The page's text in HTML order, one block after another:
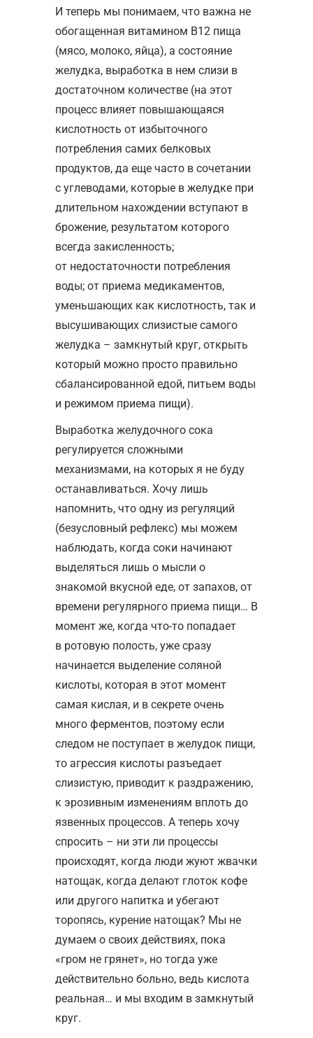
И теперь мы понимаем, что важна не
обогащенная витамином В12 пища
(мясо, молоко, яйца), а состояние
желудка, выработка в нем слизи в
достаточном количестве (на этот
процесс влияет повышающаяся
кислотность от избыточного
потребления самих белковых
продуктов, да еще часто в сочетании
с углеводами, которые в желудке при
длительном нахождении вступают в
брожение, результатом которого
всегда закисленность;
от недостаточности потребления
воды; от приема медикаментов,
уменьшающих как кислотность, так и
высушивающих слизистые самого
желудка – замкнутый круг, открыть
который можно просто правильно
сбалансированной едой, питьем воды
и режимом приема пищи).
Выработка желудочного сока
регулируется сложными
механизмами, на которых я не буду
останавливаться. Хочу лишь
напомнить, что одну из регуляций
(безусловный рефлекс) мы можем
наблюдать, когда соки начинают
выделяться лишь о мысли о
знакомой вкусной еде, от запахов, от
времени регулярного приема пищи… В
момент же, когда что-то попадает
в ротовую полость, уже сразу
начинается выделение соляной
кислоты, которая в этот момент
самая кислая, и в секрете очень
много ферментов, поэтому если
следом не поступает в желудок пищи,
то агрессия кислоты разъедает
слизистую, приводит к раздражению,
к эрозивным изменениям вплоть до
язвенных процессов. А теперь хочу
спросить – ни эти ли процессы
происходят, когда люди жуют жвачки
натощак, когда делают глоток кофе
или другого напитка и убегают
торопясь, курение натощак? Мы не
думаем о своих действиях, пока
«гром не грянет», но тогда уже
действительно больно, ведь кислота
реальная… и мы входим в замкнутый
круг.